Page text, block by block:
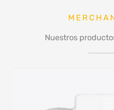
Nuestros